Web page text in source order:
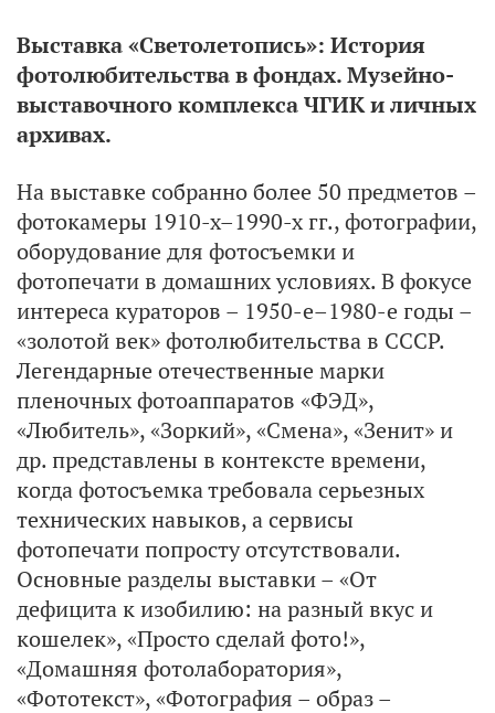
Выставка «Светолетопись»: История
фотолюбительства в фондах. Музейно-
выставочного комплекса ЧГИК и личных
архивах.
На выставке собранно более 50 предметов –
фотокамеры 1910-х–1990-х гг., фотографии,
оборудование для фотосъемки и
фотопечати в домашних условиях. В фокусе
интереса кураторов – 1950-е–1980-е годы –
«золотой век» фотолюбительства в СССР.
Легендарные отечественные марки
пленочных фотоаппаратов «ФЭД»,
«Любитель», «Зоркий», «Смена», «Зенит» и
др. представлены в контексте времени,
когда фотосъемка требовала серьезных
технических навыков, а сервисы
фотопечати попросту отсутствовали.
Основные разделы выставки – «От
дефицита к изобилию: на разный вкус и
кошелек», «Просто сделай фото!»,
«Домашняя фотолаборатория»,
«Фототекст», «Фотография – образ –